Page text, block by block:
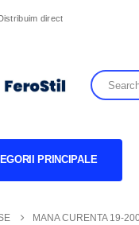
direct
PRINCIPALE
MANA CURENTA 19-